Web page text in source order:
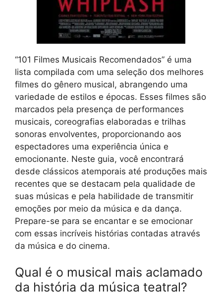
“101 Filmes Musicais Recomendados” é uma
lista compilada com uma seleção dos melhores
filmes do gênero musical, abrangendo uma
variedade de estilos e épocas. Esses filmes são
marcados pela presença de performances
musicais, coreografias elaboradas e trilhas
sonoras envolventes, proporcionando aos
espectadores uma experiência única e
emocionante. Neste guia, você encontrará
desde clássicos atemporais até produções mais
recentes que se destacam pela qualidade de
suas músicas e pela habilidade de transmitir
emoções por meio da música e da dança.
Prepare-se para se encantar e se emocionar
com essas incríveis histórias contadas através
da música e do cinema.
Qual é o musical mais aclamado
da história da música teatral?